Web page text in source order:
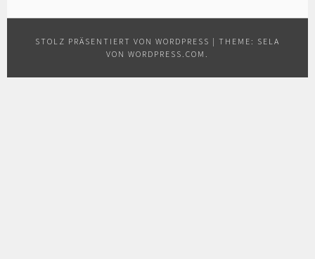
STOLZ PRÄSENTIERT VON WORDPRESS | THEME: SELA
VON WORDPRESS.COM